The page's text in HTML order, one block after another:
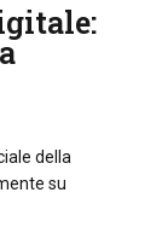
della
su